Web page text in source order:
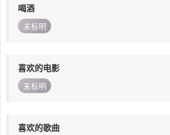
喝酒
未标明
喜欢的电影
未标明
喜欢的歌曲